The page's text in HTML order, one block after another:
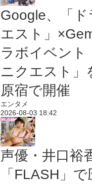
Google、「ド
エスト」
ラボイベント
ニクエスト」
原宿で開催
エンタメ
2026-08-03 18:42
声優・井口裕
「FLASH」